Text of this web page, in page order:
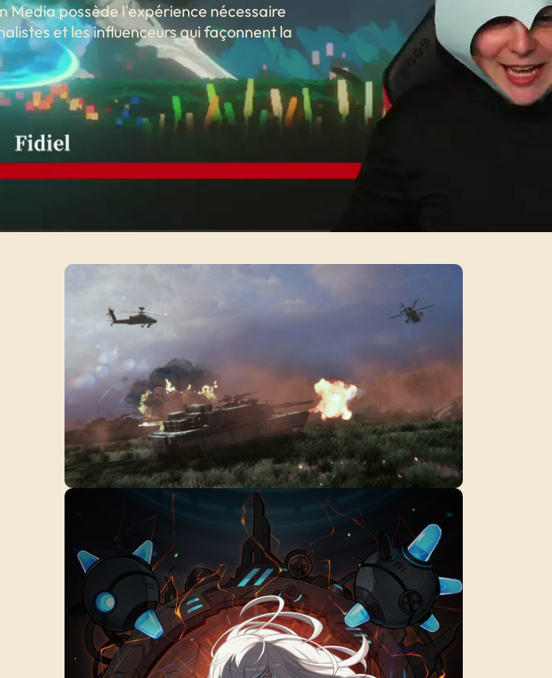
Media possède l'expérience nécessaire
et les influenceurs qui façonnent la